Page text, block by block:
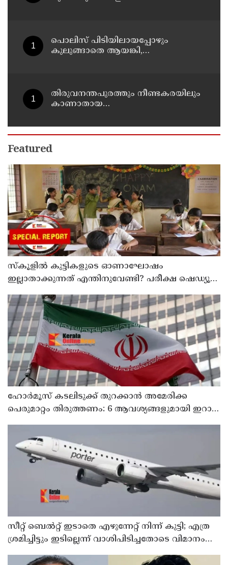
പൊലിസ് പിടിയിലായപ്പോഴും
കുലുങ്ങാതെ ആയങ്കി,
തിരുവനന്തപുരത്തും നീണ്ടകരയിലും
കാണാതായ
തിരച്ചില്‍ പത്താം ദിവസത്തിലേക്ക്
Featured
സ്‌കൂളില്‍ കുട്ടികളുടെ ഓണാഘോഷം
ഇല്ലാതാക്കുന്നത് എന്തിനുവേണ്ടി? പരീക്ഷ ഷെഡ്യൂള്‍
ഹോര്‍മൂസ് കടലിടുക്ക് തുറക്കാന്‍ അമേരിക്ക
പെരുമാറ്റം തിരുത്തണം: 6 ആവശ്യങ്ങളുമായി ഇറാന്‍
സീറ്റ് ബെല്‍റ്റ് ഇടാതെ എഴുന്നേറ്റ് നിന്ന് കുട്ടി; എത്ര
ശ്രമിച്ചിട്ടും ഇടില്ലെന്ന് വാശിപിടിച്ചതോടെ വിമാനം